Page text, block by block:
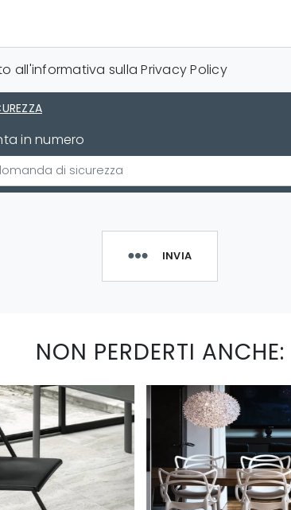
all'informativa sullaPrivacy Policy
in numero
INVIA
NON PERDERTI ANCHE: